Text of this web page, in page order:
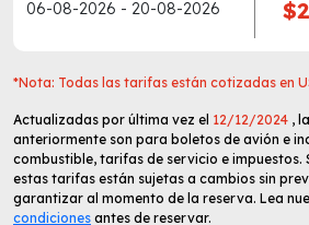
06-08-2026 - 20-08-2026
*Nota: Todas las tarifas están cotizadas en
Actualizadas por última vez el 12/12/2024 ,
anteriormente son para boletos de avión e
combustible, tarifas de servicio e impuestos.
estas tarifas están sujetas a cambios sin
garantizar al momento de la reserva. Lea
condiciones antes de reservar.